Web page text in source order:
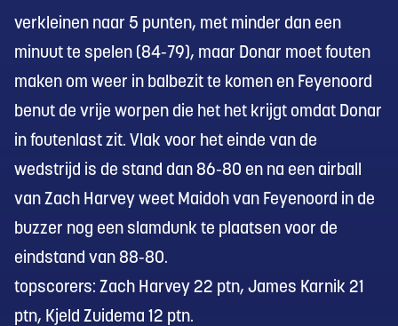
verkleinen naar 5 punten, met minder dan een
minuut te spelen (84-79), maar Donar moet fouten
maken om weer in balbezit te komen en Feyenoord
benut de vrije worpen die het het krijgt omdat Donar
in foutenlast zit. Vlak voor het einde van de
wedstrijd is de stand dan 86-80 en na een airball
van Zach Harvey weet Maidoh van Feyenoord in de
buzzer nog een slamdunk te plaatsen voor de
eindstand van 88-80.
topscorers: Zach Harvey 22 ptn, James Karnik 21
ptn, Kjeld Zuidema 12 ptn.